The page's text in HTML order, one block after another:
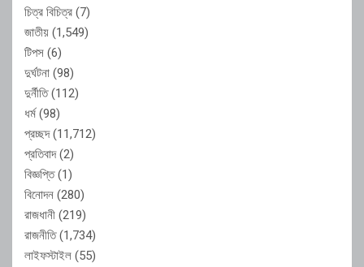
চিত্র বিচিত্র (7)
জাতীয় (1,549)
টিপস (6)
দুর্ঘটনা (98)
দুর্নীতি(112)
ধর্ম(98)
প্রচ্ছদ(11,712)
প্রতিবাদ(2)
বিজ্ঞপ্তি(1)
বিনোদন (280)
রাজধানী (219)
রাজনীতি(1,734)
লাইফস্টাইল (55)